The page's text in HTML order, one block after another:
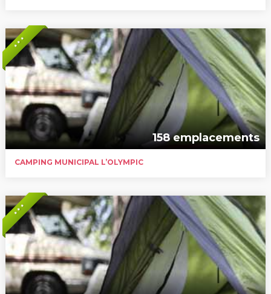
* * *
158 emplacements
CAMPING MUNICIPAL L’OLYMPIC
* * *